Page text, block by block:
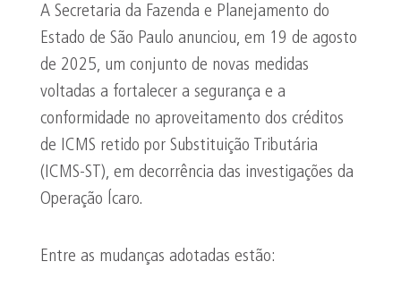
A Secretaria da Fazenda e Planejamento do
Estado de São Paulo anunciou, em 19 de agosto
de 2025, um conjunto de novas medidas
voltadas a fortalecer a segurança e a
conformidade no aproveitamento dos créditos
de ICMS retido por Substituição Tributária
(ICMS-ST), em decorrência das investigações da
Operação Ícaro.
Entre as mudanças adotadas estão: